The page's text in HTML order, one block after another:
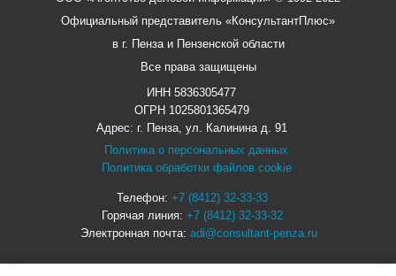
Официальный представитель «КонсультантПлюс»
в г. Пенза и Пензенской области
Все права защищены
Политика о персональных данных
Политика обработки файлов cookie
Телефон: +7 (8412) 32-33-33
Горячая линия: +7 (8412) 32-33-32
ИНН 5836305477
ОГРН 1025801365479
Адрес: г. Пенза, ул. Калинина д. 91
Электронная почта: adi@consultant-penza.ru